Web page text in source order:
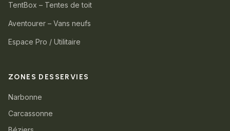
TentBox – Tentes de toit
Aventourer – Vans neufs
Espace Pro / Utilitaire
ZONES DESSERVIES
Narbonne
Carcassonne